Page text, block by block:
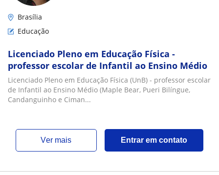
Brasília
Educação
Licenciado Pleno em Educação Física -
professor escolar de Infantil ao Ensino Médio
Licenciado Pleno em Educação Física (UnB) - professor escolar
de Infantil ao Ensino Médio (Maple Bear, Pueri Bilíngue,
Candanguinho e Ciman...
ver mais Entrar em contato